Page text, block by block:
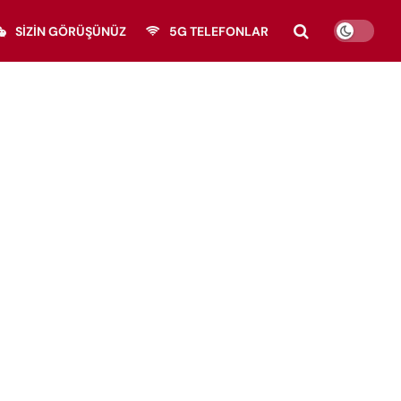
SIZIN GÖRÜŞÜNÜZ 5G TELEFONLAR